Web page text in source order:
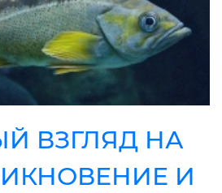
ВЗГЛЯД НА
И